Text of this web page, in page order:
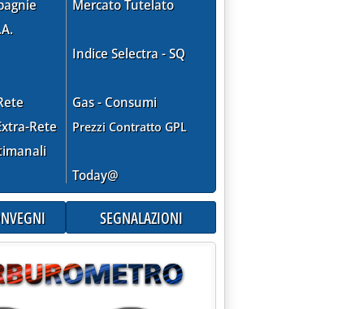
Rete
Mercato Tutelato
Indice Selectra - SQ
Gas - Consumi
Prezzi Contratto GPL
Today@
SEGNALAZIONI